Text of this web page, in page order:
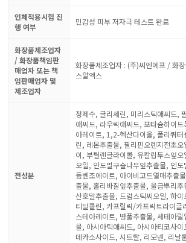
인체적용시험 진
행 여부
민감성 피부 저자극 테스트 완료
화장품제조업자
/ 화장품책임판
매업자 또는 책
임판매업자 및
제조업자
화장품제조업자 : (주)씨엔에프 / 화
스알엑스
전성분
정제수, 글리세린, 미리스틱애씨드,
애씨드, 라우릭애씨드, 포타슘하이
아레이트, 1,2-헥산다이올, 폴리쿼
린, 레몬추출물, 필리핀오렌지전초
이, 부틸렌글라이콜, 유칼립투스잎
오일, 인도멀구슬나무잎추출물, 인
듐벤조에이트, 아이비고드열매추출
출물, 홀리바질잎추출물, 울금뿌리
산호말추출물, 드럼스틱씨오일, 하
티딜콜린, 카프릴릭/카프릭트라이글
스테아레이트, 병풀추출물, 세테아
물, 아시아틱애씨드, 아시아티코사
데카소사이드, 시트랄, 리모넨, 리날